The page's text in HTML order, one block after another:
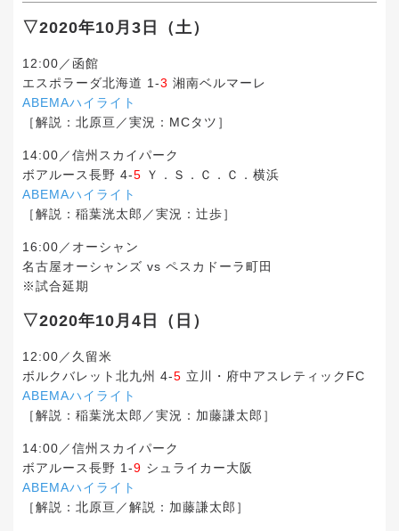
▽2020年10月3日（土）
12:00／函館
エスポラーダ北海道 1-3 湘南ベルマーレ
ABEMAハイライト
［解説：北原亘／実況：MCタツ］
14:00／信州スカイパーク
ボアルース長野 4-5 Ｙ．Ｓ．Ｃ．Ｃ．横浜
ABEMAハイライト
［解説：稲葉洸太郎／実況：辻歩］
16:00／オーシャン
名古屋オーシャンズ vs ペスカドーラ町田
※試合延期
▽2020年10月4日（日）
12:00／久留米
ボルクバレット北九州 4-5 立川・府中アスレティックFC
ABEMAハイライト
［解説：稲葉洸太郎／実況：加藤謙太郎］
14:00／信州スカイパーク
ボアルース長野 1-9 シュライカー大阪
ABEMAハイライト
［解説：北原亘／解説：加藤謙太郎］